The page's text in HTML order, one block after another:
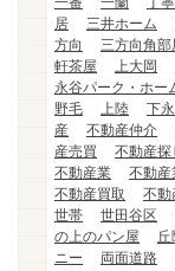
居
三井ホーム
方向
三方向角部
軒茶屋
上大岡
永谷パーク・ホー
野毛
上陸 下
産
不動産仲介
産売買
不動産探
不動産業
不動産
不動産買取
不動
世帯
世田谷区
の上のパン屋
ニー
両面道路